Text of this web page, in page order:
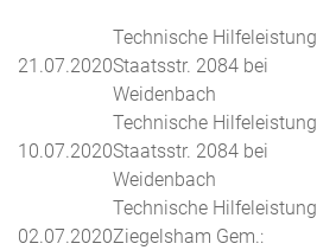
21.07.2020
Technische Hilfeleistung
Staatsstr. 2084 bei
Weidenbach
10.07.2020
Technische Hilfeleistung
Staatsstr. 2084 bei
Weidenbach
02.07.2020
Technische Hilfeleistung
Ziegelsham Gem.: